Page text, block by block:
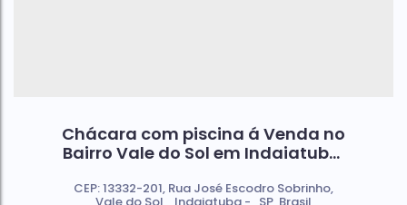
Chácara com piscina á Venda no
Bairro Vale do Sol em Indaiatuba,
CEP: 13332-201, Rua José Escodro Sobrinho,
Vale do Sol , Indaiatuba , SP, Brasil